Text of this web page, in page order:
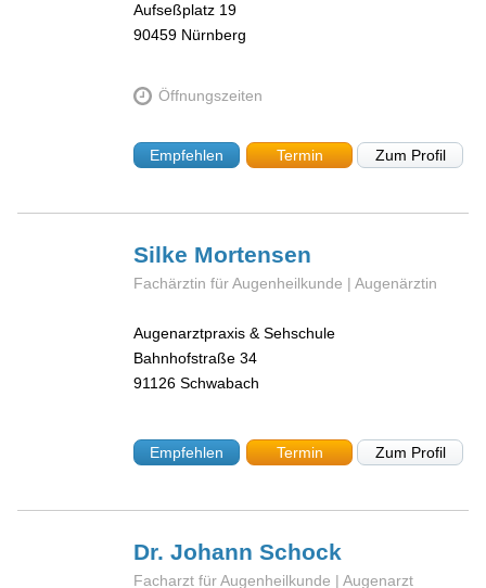
Aufseßplatz 19
90459 Nürnberg
Öffnungszeiten
Empfehlen Termin Zum Profil
Silke Mortensen
Fachärztin für Augenheilkunde | Augenärztin
Augenarztpraxis & Sehschule
Bahnhofstraße 34
91126 Schwabach
Empfehlen Termin Zum Profil
Dr. JohannSchock
Facharzt für Augenheilkunde | Augenarzt